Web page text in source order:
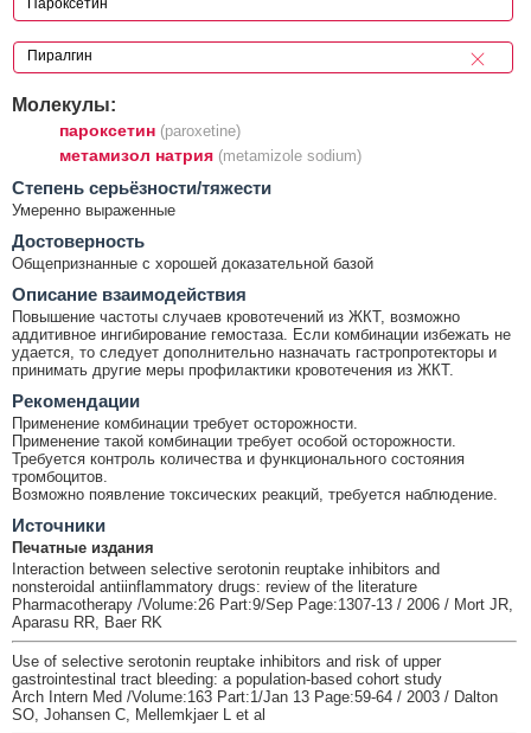
Молекулы:
пароксетин (paroxetine)
метамизол натрия (metamizole sodium)
Cтепень серьёзности/тяжести
Умеренно выраженные
Достоверность
Общепризнанные с хорошей доказательной базой
Описание взаимодействия
Повышение частоты случаев кровотечений из ЖКТ, возможно
аддитивное ингибирование гемостаза. Если комбинации избежать не
удается, то следует дополнительно назначать гастропротекторы и
принимать другие меры профилактики кровотечения из ЖКТ.
Рекомендации
Применение комбинации требует осторожности.
Применение такой комбинации требует особой осторожности.
Требуется контроль количества и функционального состояния
тромбоцитов.
Возможно появление токсических реакций, требуется наблюдение.
Источники
Печатные издания
Interaction between selective serotonin reuptake inhibitors and
nonsteroidal antiinflammatory drugs: review of the literature
Pharmacotherapy /Volume:26 Part:9/Sep Page:1307-13 / 2006 / Mort JR,
Aparasu RR, Baer RK
Use of selective serotonin reuptake inhibitors and risk of upper
gastrointestinal tract bleeding: a population-based cohort study
Arch Intern Med /Volume:163 Part:1/Jan 13 Page:59-64 / 2003 / Dalton
SO, Johansen C, Mellemkjaer L et al